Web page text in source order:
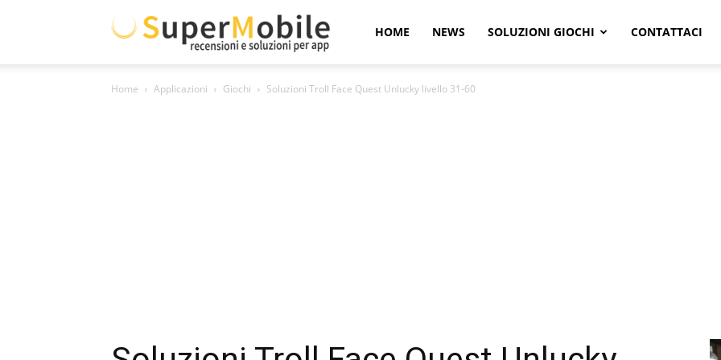
Super
Mobile
HOME NEWS SOLUZIONI GIOCHI CONTATTACI
Home Applicazioni Giochi Soluzioni Troll Face Quest Unlucky livello 31-60